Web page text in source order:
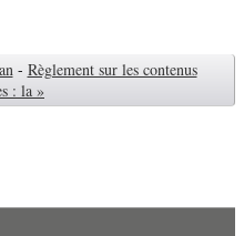
- Règlement sur les contenus
: la »